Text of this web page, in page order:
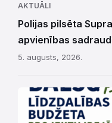
AKTUĀLI
Polijas pilsēta
apvienības
5. augusts, 2026.